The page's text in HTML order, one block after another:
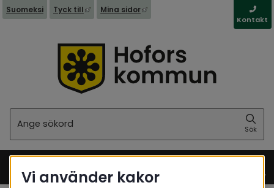
Suomeksi Tyck till Länk till annan webbplats, öppnas i nytt
Mina sidor Länk till annan webbplats,
Kontakt
Sök
Meny
Vi använder kakor